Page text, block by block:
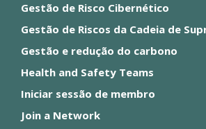
Gestão de Risco Cibernético
Gestão de Riscos da Cadeia de
Gestão e redução do carbono
Health and Safety Teams
Iniciar sessão de membro
Join a Network